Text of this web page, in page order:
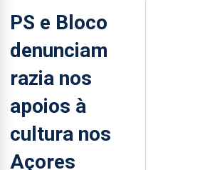
PS e Bloco
denunciam
razia nos
apoios à
cultura nos
Açores